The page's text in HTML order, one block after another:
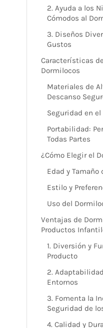
2. Ayuda a los
Cómodos al
3. Diseños
Gustos
Características
Dormilocos
Materiales de
Descanso
Seguridad en el
Portabilidad:
Todas Partes
¿Cómo Elegir el
Edad y Tamaño
Estilo y
Uso del
Ventajas de
Productos
1. Diversión y
Producto
2.
Entornos
3. Fomenta la
Seguridad de
4. Calidad y